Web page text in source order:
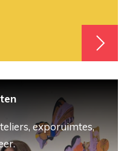
exporuimtes,